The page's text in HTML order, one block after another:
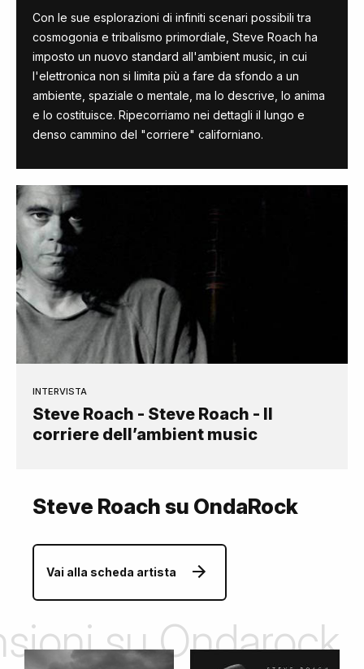
Con le sue esplorazioni di infiniti scenari possibili tra
cosmogonia e tribalismo primordiale, Steve Roach ha
imposto un nuovo standard all'ambient music, in cui
l'elettronica non si limita più a fare da sfondo a un
ambiente, spaziale o mentale, ma lo descrive, lo anima
e lo costituisce. Ripecorriamo nei dettagli il lungo e
denso cammino del "corriere" californiano.
INTERVISTA
Steve Roach - Steve Roach - Il
corriere dell’ambient music
Steve Roach su OndaRock
Vai alla scheda artista
su Ondarock